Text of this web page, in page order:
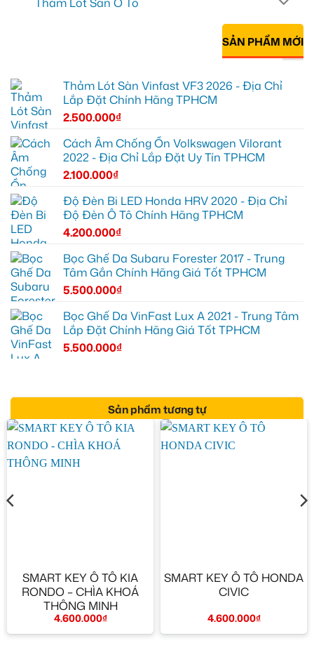
SẢN PHẨM MỚI
Thảm Lót Sàn Vinfast VF3 2026 - Địa Chỉ
Lắp Đặt Chính Hãng TPHCM
2.500.000₫
Cách Âm Chống Ồn Volkswagen Vilorant
2022 - Địa Chỉ Lắp Đặt Uy Tín TPHCM
2.100.000₫
Độ Đèn Bi LED Honda HRV 2020 - Địa Chỉ
Độ Đèn Ô Tô Chính Hãng TPHCM
4.200.000₫
Bọc Ghế Da Subaru Forester 2017 - Trung
Tâm Gắn Chính Hãng Giá Tốt TPHCM
5.500.000₫
Bọc Ghế Da VinFast Lux A 2021 - Trung Tâm
Lắp Đặt Chính Hãng Giá Tốt TPHCM
5.500.000₫
Sản phẩm tương tự
SMART KEY Ô TÔ KIA
RONDO – CHÌA KHOÁ
THÔNG MINH
4.600.000₫
SMART KEY Ô TÔ HONDA
CIVIC
4.600.000₫